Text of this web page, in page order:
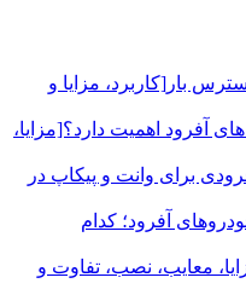
بار[کاربرد، مزایا و
آفرود اهمیت دارد؟[مزایا،
برای وانت و پیکاپ در
آفرود؛ کدام
معایب، نصب، تفاوت و